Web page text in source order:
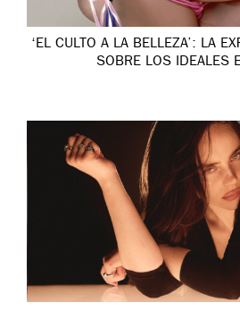
‘EL CULTO A LA BELLEZA’: LA
SOBRE LOS IDEALES